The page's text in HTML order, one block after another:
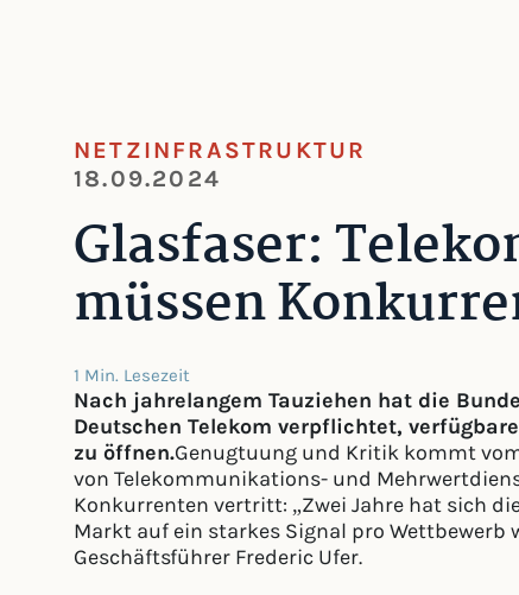
NETZINFRASTRUKTUR
18.09.2024
Glasfaser:
müssen
1 Min. Lesezeit
Nach jahrelangem Tauziehen hat die
Deutschen Telekom verpflichtet,
zu öffnen.Genugtuung und Kritik kommt
von Telekommunikations- und
Konkurrenten vertritt: „Zwei Jahre hat sich
Markt auf ein starkes Signal pro Wettbewerb
Geschäftsführer Frederic Ufer.